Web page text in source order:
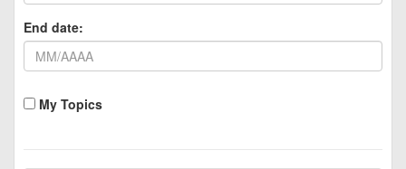
End date:
My Topics